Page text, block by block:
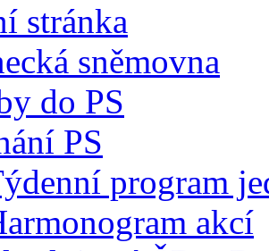
stránka
sněmovna
do PS
PS
program
akcí